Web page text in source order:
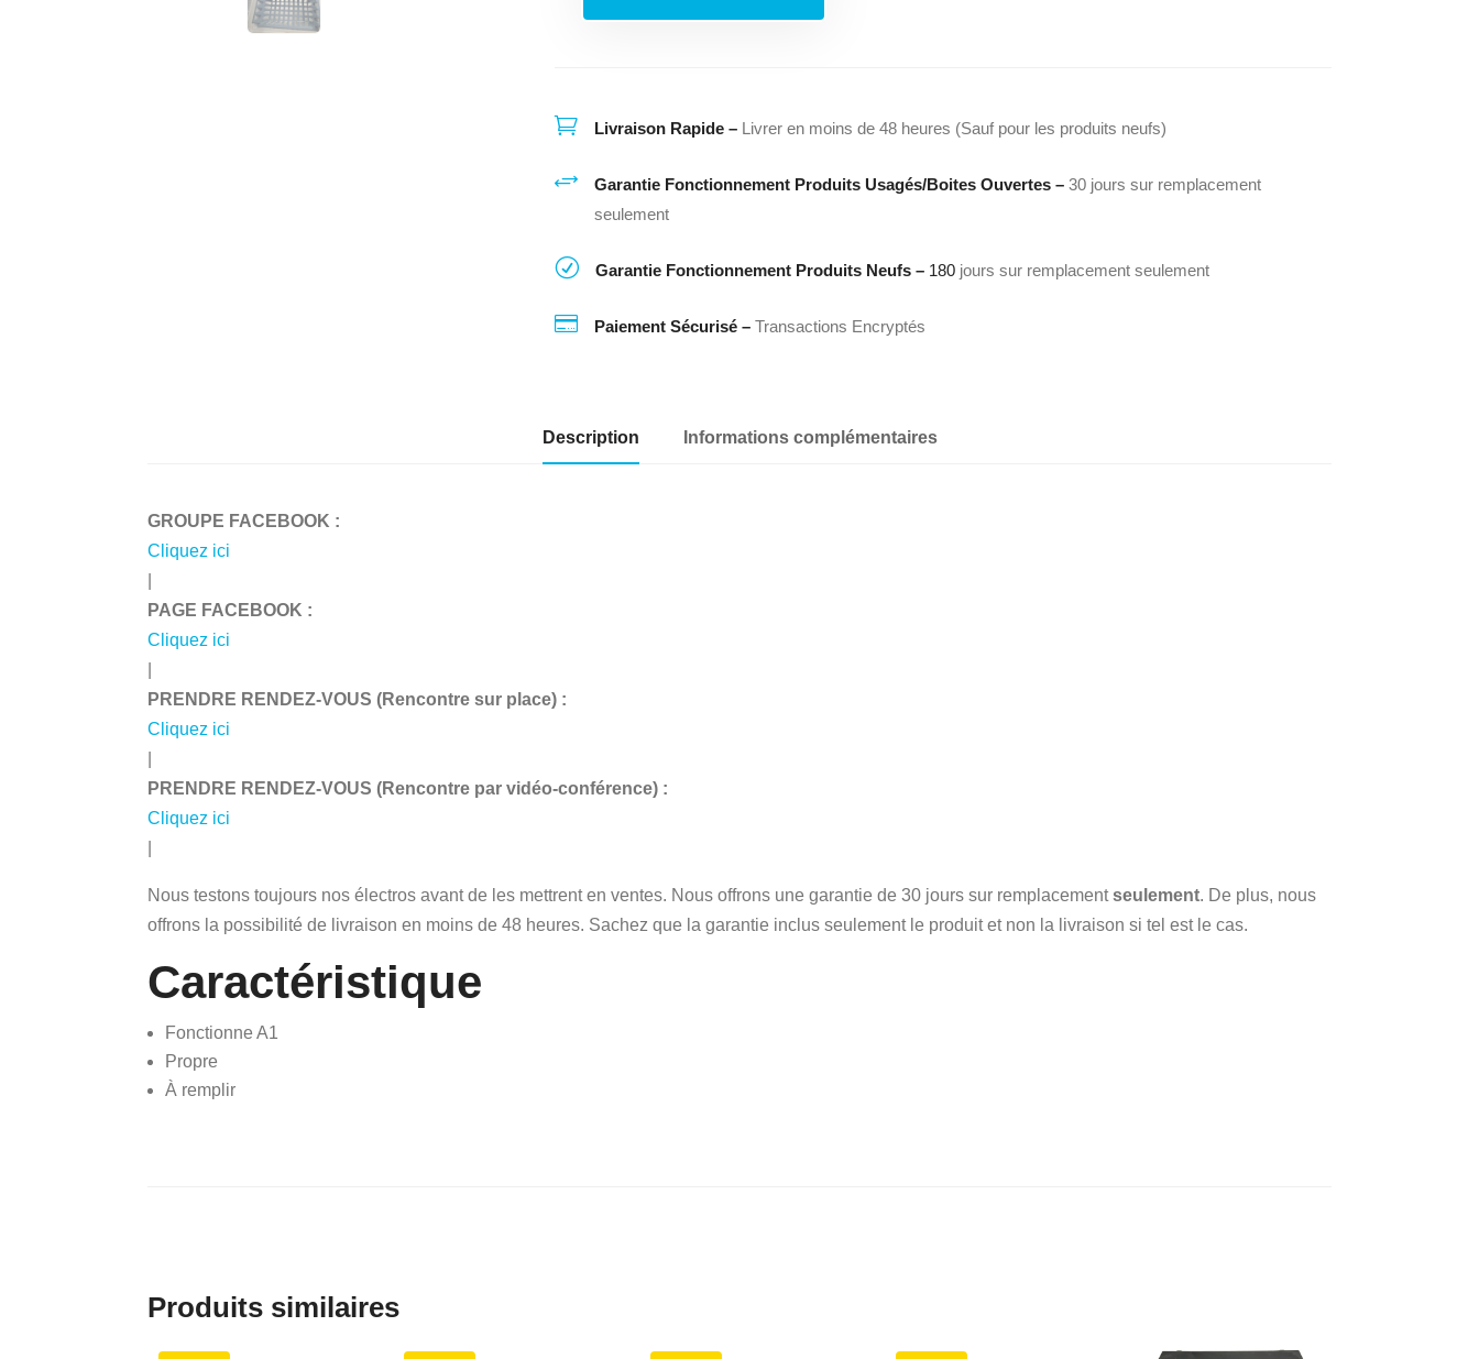
 Livraison Rapide – Livrer en moins de 48 heures (Sauf pour les produits neufs)
+ Garantie Fonctionnement Produits Usagés/Boites Ouvertes – 30 jours sur remplacement
seulement
R Garantie Fonctionnement Produits Neufs –180jours sur remplacement seulement
 Paiement Sécurisé – Transactions Encryptés
Description Informations complémentaires
GROUPE FACEBOOK :
Cliquez ici
PAGE FACEBOOK :
Cliquez ici
PRENDRE RENDEZ-VOUS (Rencontre sur place) :
Cliquez ici
PRENDRE RENDEZ-VOUS (Rencontre par vidéo-conférence) :
Cliquez ici
Nous testons toujours nos électros avant de les mettrent en ventes. Nous offrons une garantie de 30 jours sur remplacementseulement. De plus, nous
offrons la possibilité de livraison en moins de 48 heures. Sachez que la garantie inclus seulement le produit et non la livraison si tel est le cas.
Caractéristique
Fonctionne A1
Propre
À remplir
Produits similaires